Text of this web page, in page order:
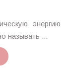
энергию
называть ...